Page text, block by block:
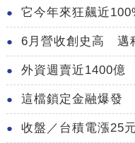
它今年來狂飆近
6月營收創史高 邁
外資週賣近1400億
這檔鎖定金融爆發
收盤／台積電漲25